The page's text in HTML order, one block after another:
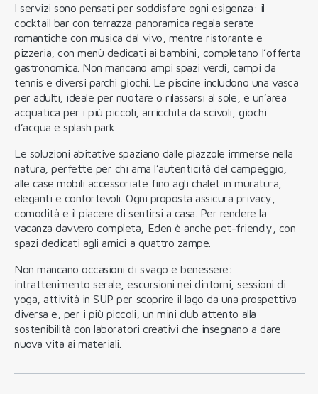
I servizi sono pensati per soddisfare ogni esigenza: il
cocktail bar con terrazza panoramica regala serate
romantiche con musica dal vivo, mentre ristorante e
pizzeria, con menù dedicati ai bambini, completano l’offerta
gastronomica. Non mancano ampi spazi verdi, campi da
tennis e diversi parchi giochi. Le piscine includono una vasca
per adulti, ideale per nuotare o rilassarsi al sole, e un’area
acquatica per i più piccoli, arricchita da scivoli, giochi
d’acqua e splash park.
Le soluzioni abitative spaziano dalle piazzole immerse nella
natura, perfette per chi ama l’autenticità del campeggio,
alle case mobili accessoriate fino agli chalet in muratura,
eleganti e confortevoli. Ogni proposta assicura privacy,
comodità e il piacere di sentirsi a casa. Per rendere la
vacanza davvero completa, Eden è anche pet-friendly, con
spazi dedicati agli amici a quattro zampe.
Non mancano occasioni di svago e benessere:
intrattenimento serale, escursioni nei dintorni, sessioni di
yoga, attività in SUP per scoprire il lago da una prospettiva
diversa e, per i più piccoli, un mini club attento alla
sostenibilità con laboratori creativi che insegnano a dare
nuova vita ai materiali.